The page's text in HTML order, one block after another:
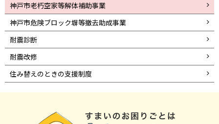
神戸市老朽空家等解体補助事業
神戸市危険ブロック塀等撤去助成事業
耐震診断
耐震改修
住み替えのときの支援制度